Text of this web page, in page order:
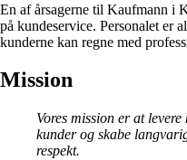
En af årsagerne til Kaufmann i
på kundeservice. Personalet er
kunderne kan regne med
Mission
Vores mission er at
kunder og skabe
respekt.